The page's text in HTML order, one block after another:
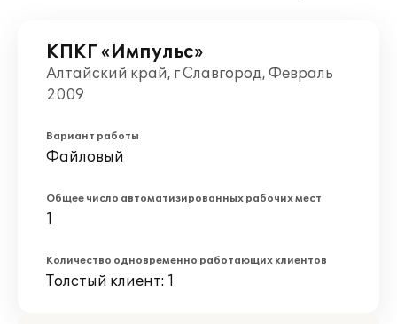
КПКГ «Импульс»
Алтайский край, г Славгород, Февраль
2009
Вариант работы
Файловый
Общее число автоматизированных рабочих мест
1
Количество одновременно работающих клиентов
Толстый клиент: 1